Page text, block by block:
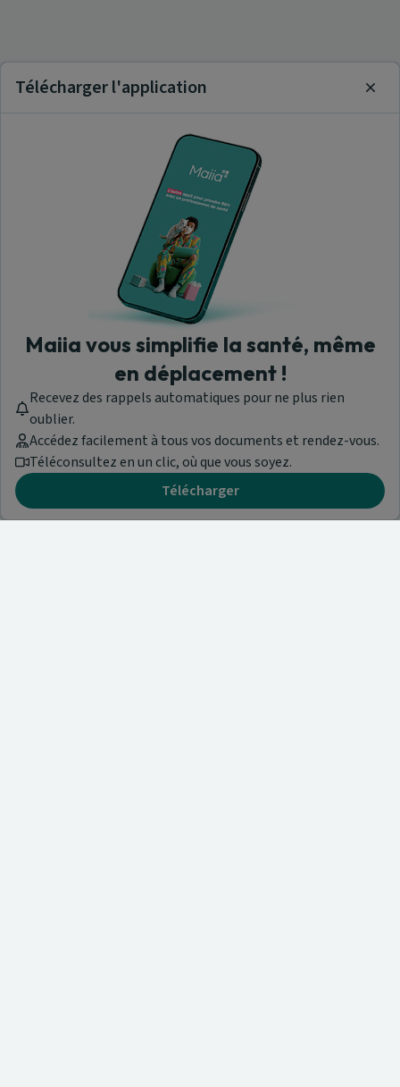
Télécharger l'application
Maiia vous simplifie la santé, même
en déplacement !
Recevez des rappels automatiques pour ne plus rien
oublier.
Accédez facilement à tous vos documents et rendez-vous.
Téléconsultez en un clic, où que vous soyez.
Télécharger